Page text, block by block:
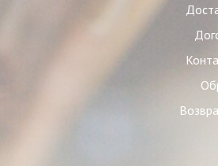
Андрей Павлович
40000 0933